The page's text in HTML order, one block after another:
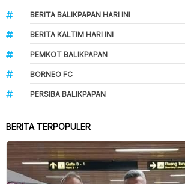
BERITA BALIKPAPAN HARI INI
BERITA KALTIM HARI INI
PEMKOT BALIKPAPAN
BORNEO FC
PERSIBA BALIKPAPAN
BERITA TERPOPULER